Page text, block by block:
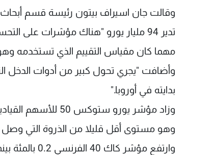
وقالت جان اسيراف بيتون رئيسة قسم
تدير 94 مليار يورو "هناك مؤشرات على
مهما كان مقياس التقييم الذي تستخدمه وهو
وأضافت "يجري تحول كبير من أدوات الدخل
بدايته في أوروبا."
وهو مستوى أقل قليلا من الذروة التي وصل
وارتفع مؤشر